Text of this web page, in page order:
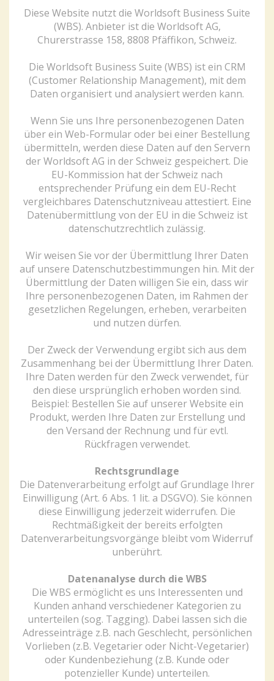
Diese Website nutzt die Worldsoft Business Suite
(WBS). Anbieter ist die Worldsoft AG,
Churerstrasse 158, 8808 Pfäffikon, Schweiz.
Die Worldsoft Business Suite (WBS) ist ein CRM
(Customer Relationship Management), mit dem
Daten organisiert und analysiert werden kann.
Wenn Sie uns Ihre personenbezogenen Daten
über ein Web-Formular oder bei einer Bestellung
übermitteln, werden diese Daten auf den Servern
der Worldsoft AG in der Schweiz gespeichert. Die
EU-Kommission hat der Schweiz nach
entsprechender Prüfung ein dem EU-Recht
vergleichbares Datenschutzniveau attestiert. Eine
Datenübermittlung von der EU in die Schweiz ist
datenschutzrechtlich zulässig.
Wir weisen Sie vor der Übermittlung Ihrer Daten
auf unsere Datenschutzbestimmungen hin. Mit der
Übermittlung der Daten willigen Sie ein, dass wir
Ihre personenbezogenen Daten, im Rahmen der
gesetzlichen Regelungen, erheben, verarbeiten
und nutzen dürfen.
Der Zweck der Verwendung ergibt sich aus dem
Zusammenhang bei der Übermittlung Ihrer Daten.
Ihre Daten werden für den Zweck verwendet, für
den diese ursprünglich erhoben worden sind.
Beispiel: Bestellen Sie auf unserer Website ein
Produkt, werden Ihre Daten zur Erstellung und
den Versand der Rechnung und für evtl.
Rückfragen verwendet.
Rechtsgrundlage
Die Datenverarbeitung erfolgt auf Grundlage Ihrer
Einwilligung (Art. 6 Abs. 1 lit. a DSGVO). Sie können
diese Einwilligung jederzeit widerrufen. Die
Rechtmäßigkeit der bereits erfolgten
Datenverarbeitungsvorgänge bleibt vom Widerruf
unberührt.
Datenanalyse durch die WBS
Die WBS ermöglicht es uns Interessenten und
Kunden anhand verschiedener Kategorien zu
unterteilen (sog. Tagging). Dabei lassen sich die
Adresseinträge z.B. nach Geschlecht, persönlichen
Vorlieben (z.B. Vegetarier oder Nicht-Vegetarier)
oder Kundenbeziehung (z.B. Kunde oder
potenzieller Kunde) unterteilen.